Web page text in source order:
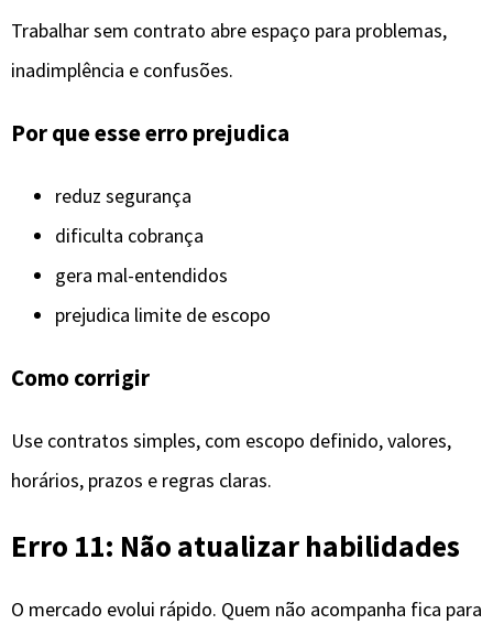
Trabalhar sem contrato abre espaço para problemas,
inadimplência e confusões.
Por que esse erro prejudica
reduz segurança
dificulta cobrança
gera mal-entendidos
prejudica limite de escopo
Como corrigir
Use contratos simples, com escopo definido, valores,
horários, prazos e regras claras.
Erro 11: Não atualizar habilidades
O mercado evolui rápido. Quem não acompanha fica para